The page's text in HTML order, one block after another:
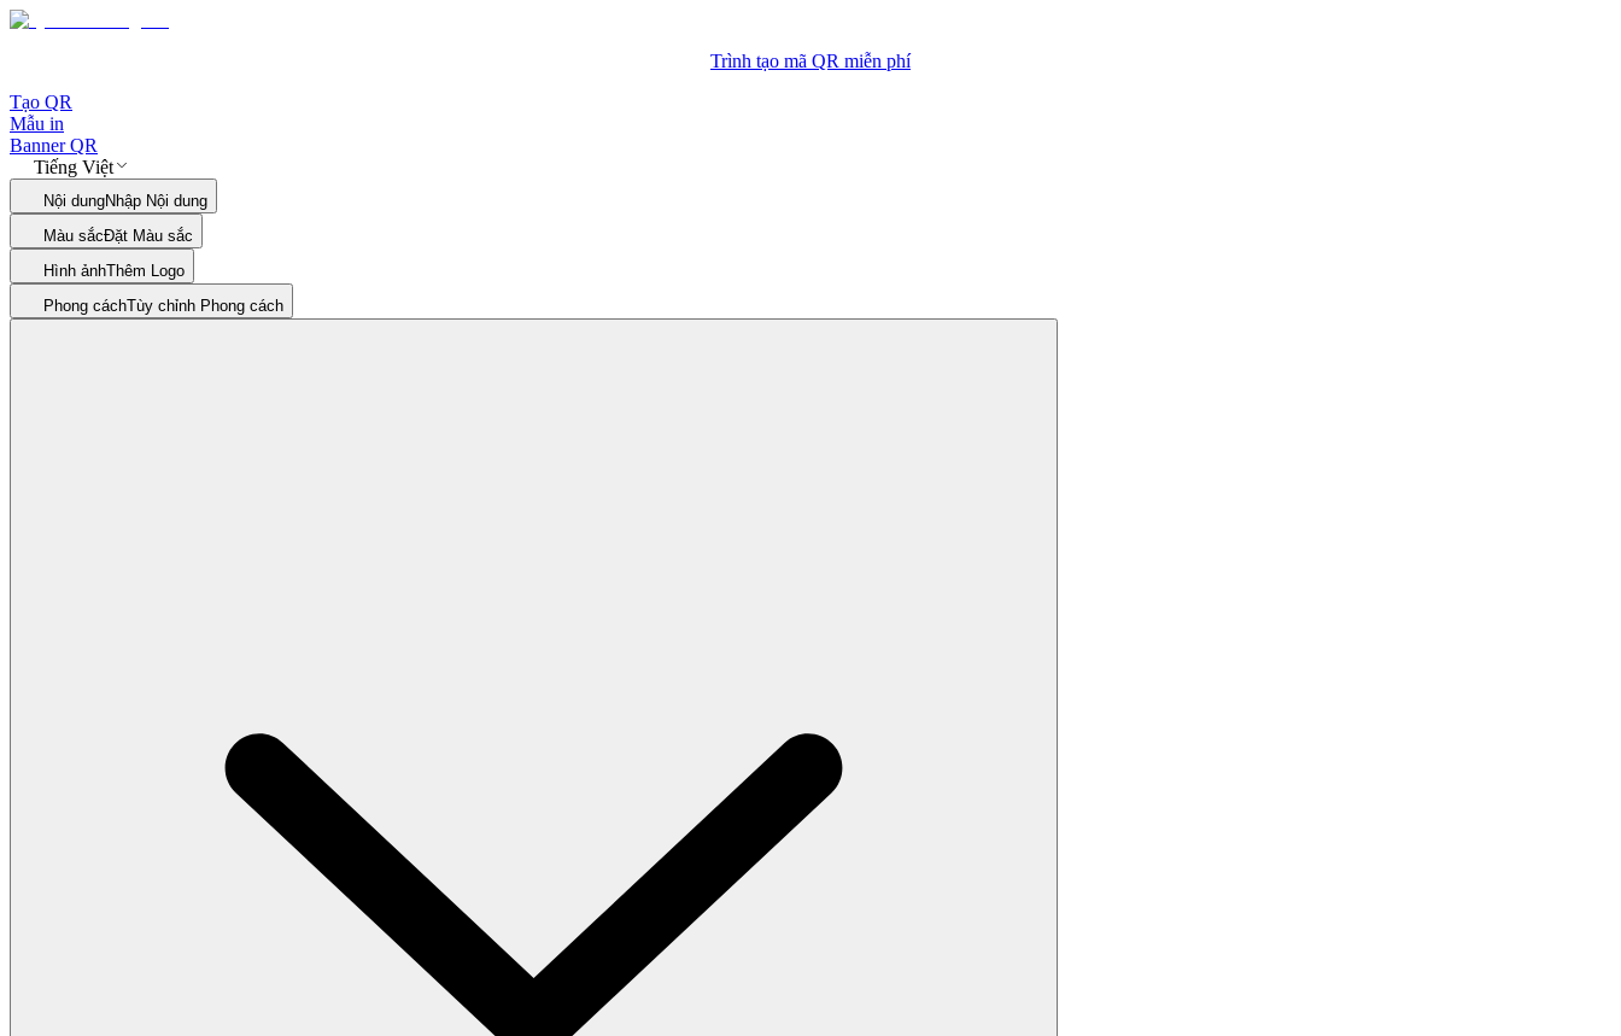
Trình tạo mã QR miễn phí
Tạo QR
Mẫu in
Banner QR
Tiếng Việt
Nội dungNhập Nội dung
Màu sắcĐặt Màu sắc
Hình ảnhThêm Logo
Phong cáchTùy chỉnh Phong cách